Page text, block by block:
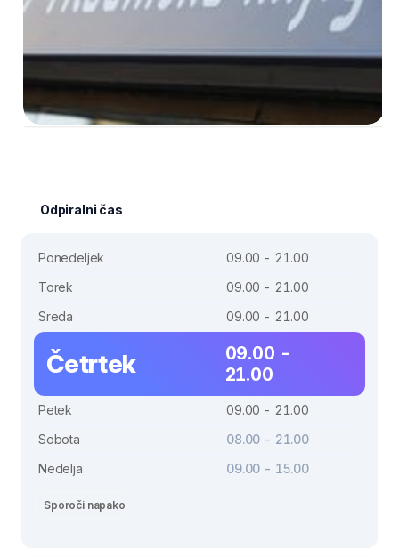
Odpiralni čas
Ponedeljek
09.00 - 21.00
Torek
09.00 - 21.00
Sreda
09.00 - 21.00
Četrtek
09.00 -
21.00
Petek
09.00 - 21.00
Sobota
08.00 - 21.00
Nedelja
09.00 - 15.00
Sporoči napako